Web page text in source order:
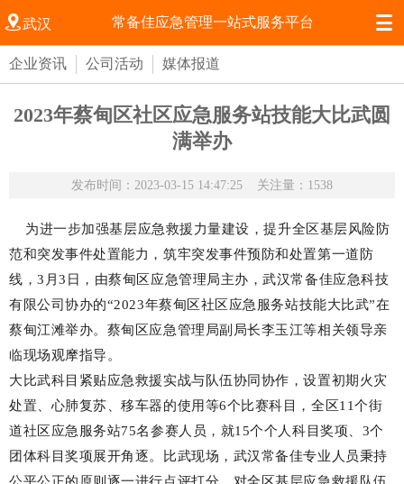
常备佳应急管理一站式服务平台
武汉 
企业资讯 公司活动 媒体报道
2023年蔡甸区社区应急服务站技能大比武圆
满举办
发布时间：2023-03-15 14:47:25 关注量：1538
为进一步加强基层应急救援力量建设，提升全区基层风险防
范和突发事件处置能力，筑牢突发事件预防和处置第一道防
线，3月3日，由蔡甸区应急管理局主办，武汉常备佳应急科技
有限公司协办的“2023年蔡甸区社区应急服务站技能大比武”在
蔡甸江滩举办。蔡甸区应急管理局副局长李玉江等相关领导亲
临现场观摩指导。
大比武科目紧贴应急救援实战与队伍协同协作，设置初期火灾
处置、心肺复苏、移车器的使用等6个比赛科目，全区11个街
道社区应急服务站75名参赛人员，就15个个人科目奖项、3个
团体科目奖项展开角逐。比武现场，武汉常备佳专业人员秉持